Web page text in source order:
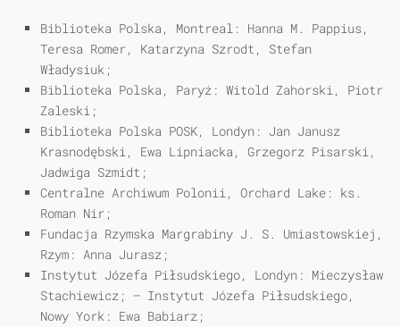
Biblioteka Polska, Montreal: Hanna M. Pappius,
Teresa Romer, Katarzyna Szrodt, Stefan
Władysiuk;
Biblioteka Polska, Paryż: Witold Zahorski, Piotr
Zaleski;
Biblioteka Polska POSK, Londyn: Jan Janusz
Krasnodębski, Ewa Lipniacka, Grzegorz Pisarski,
Jadwiga Szmidt;
Centralne Archiwum Polonii, Orchard Lake: ks.
Roman Nir;
Fundacja Rzymska Margrabiny J. S. Umiastowskiej,
Rzym: Anna Jurasz;
Instytut Józefa Piłsudskiego, Londyn: Mieczysław
Stachiewicz; — Instytut Józefa Piłsudskiego,
Nowy York: Ewa Babiarz;